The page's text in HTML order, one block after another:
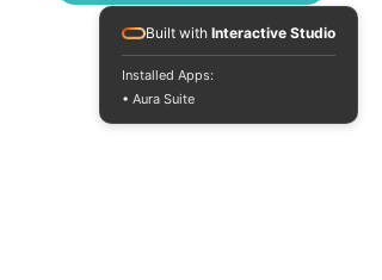
Built with Interactive Studio
Installed Apps:
• Aura Suite